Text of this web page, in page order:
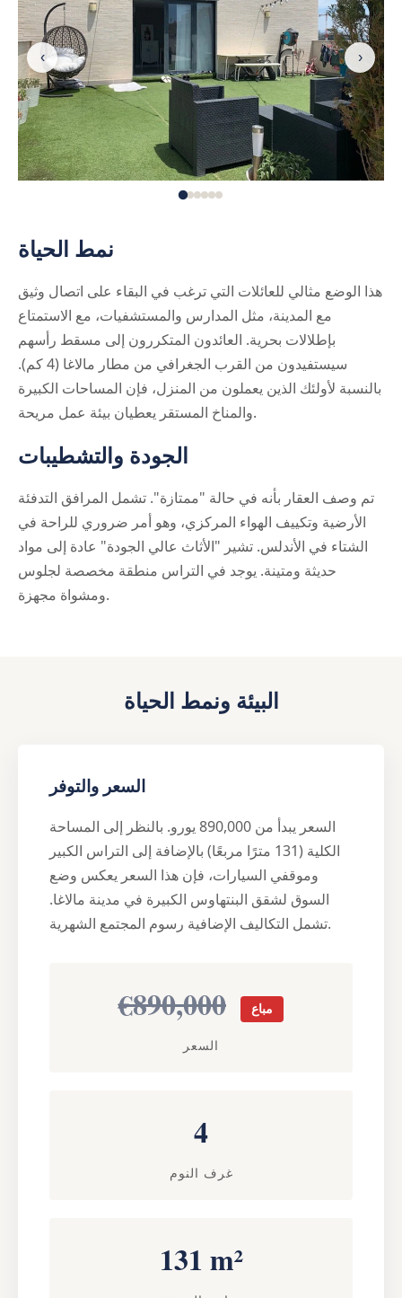
نمط الحياة
هذا الوضع مثالي للعائلات التي ترغب في البقاء على اتصال وثيق
مع المدينة، مثل المدارس والمستشفيات، مع الاستمتاع
بإطلالات بحرية. العائدون المتكررون إلى مسقط رأسهم
سيستفيدون من القرب الجغرافي من مطار مالاغا (4 كم).
بالنسبة لأولئك الذين يعملون من المنزل، فإن المساحات الكبيرة
والمناخ المستقر يعطيان بيئة عمل مريحة.
الجودة والتشطيبات
تم وصف العقار بأنه في حالة "ممتازة". تشمل المرافق التدفئة
الأرضية وتكييف الهواء المركزي، وهو أمر ضروري للراحة في
الشتاء في الأندلس. تشير "الأثاث عالي الجودة" عادة إلى مواد
حديثة ومتينة. يوجد في التراس منطقة مخصصة لجلوس
ومشواة مجهزة.
‹ ›
البيئة ونمط الحياة
السعر والتوفر
السعر يبدأ من 890,000 يورو. بالنظر إلى المساحة
الكلية (131 مترًا مربعًا) بالإضافة إلى التراس الكبير
وموقفي السيارات، فإن هذا السعر يعكس وضع
السوق لشقق البنتهاوس الكبيرة في مدينة مالاغا.
تشمل التكاليف الإضافية رسوم المجتمع الشهرية.
€890,000 مباع
السعر
4
غرف النوم
131 m²